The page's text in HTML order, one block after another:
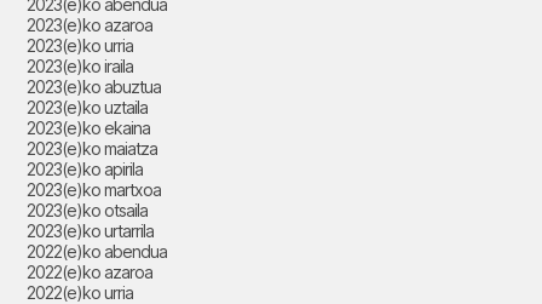
2023(e)ko abendua
2023(e)ko azaroa
2023(e)ko urria
2023(e)ko iraila
2023(e)ko abuztua
2023(e)ko uztaila
2023(e)ko ekaina
2023(e)ko maiatza
2023(e)ko apirila
2023(e)ko martxoa
2023(e)ko otsaila
2023(e)ko urtarrila
2022(e)ko abendua
2022(e)ko azaroa
2022(e)ko urria